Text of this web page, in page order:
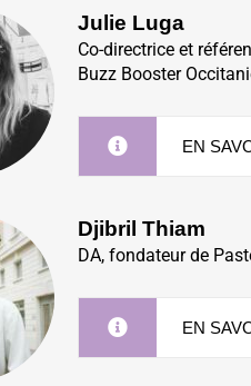
Julie Luga
Co-directrice et
Buzz Booster
EN
Djibril Thiam
DA, fondateur de
EN